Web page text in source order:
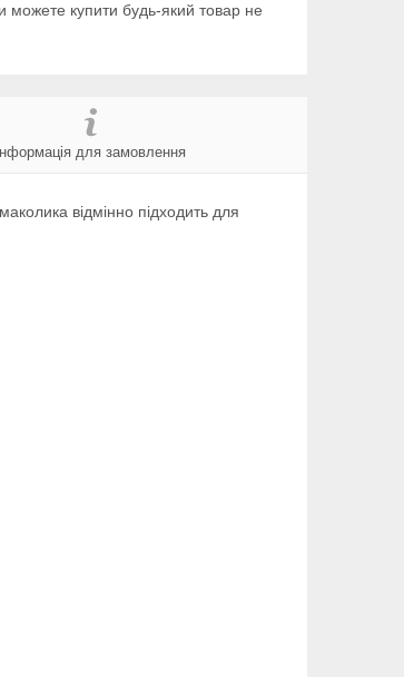
можете купити будь-який товар не
для замовлення
відмінно підходить для